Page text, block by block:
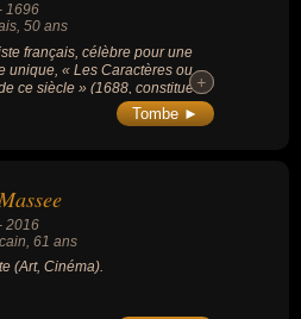
1696
, 50 ans
français, célèbre pour une
unique, « Les Caractères ou
ce siècle » (1688, constitué
de brèves pièces littéraires,
chronique essentielle de
de rupture sont
Ce style incite à la lecture à
ainsi à cette activité le
moral grâce à l’effet
par la lecture orale sur les
+
+
Tombe ►
2016
, 61 ans
(Art, Cinéma).